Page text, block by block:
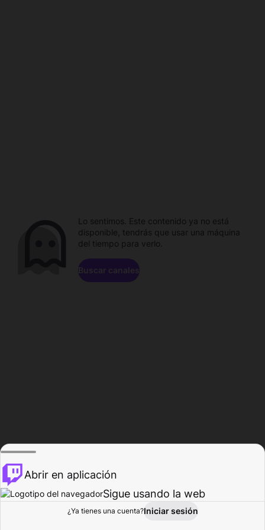
Explorar Actividad
Lo sentimos. Este contenido ya no está
disponible, tendrás que usar una máquina
del tiempo para verlo.
Buscar canales
Abrir en aplicación
Sigue usando la web
¿Ya tienes una cuenta?Iniciar sesión